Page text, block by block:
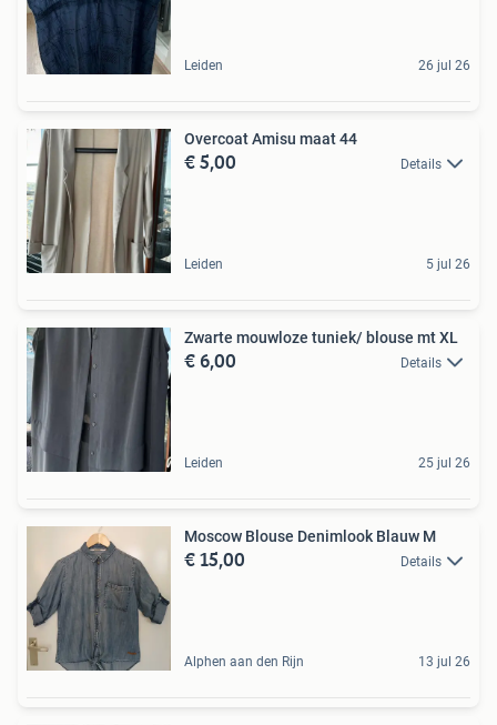
Leiden 26 jul 26
Overcoat Amisu maat 44
€ 5,00 Details
Leiden 5 jul 26
Zwarte mouwloze tuniek/ blouse mt XL
€ 6,00 Details
Leiden 25 jul 26
Moscow Blouse Denimlook Blauw M
€ 15,00 Details
Alphen aan den Rijn 13 jul 26